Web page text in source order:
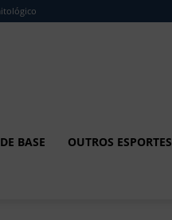
BASE OUTROS ESPORTES